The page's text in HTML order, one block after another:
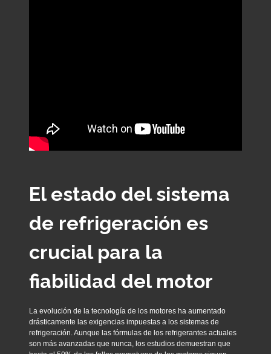
El estado del sistema
de refrigeración es
crucial para la
fiabilidad del motor
La evolución de la tecnología de los motores ha aumentado
drásticamente las exigencias impuestas a los sistemas de
refrigeración. Aunque las fórmulas de los refrigerantes actuales
son más avanzadas que nunca, los estudios demuestran que